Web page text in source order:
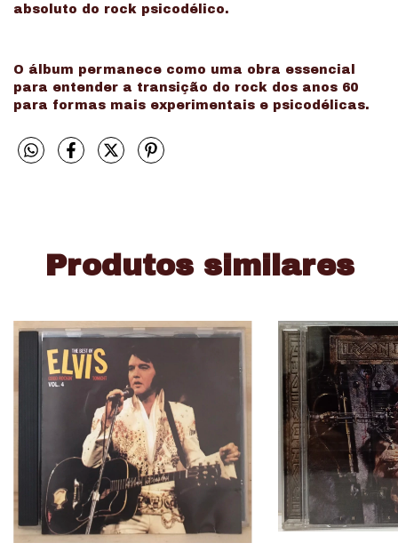
absoluto do rock psicodélico.
O álbum permanece como uma obra essencial
para entender a transição do rock dos anos 60
para formas mais experimentais e psicodélicas.
Produtos similares